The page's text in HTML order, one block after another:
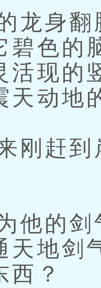
身翻
碧色的
活现的
天动地
赶到
的剑
天地剑
西？